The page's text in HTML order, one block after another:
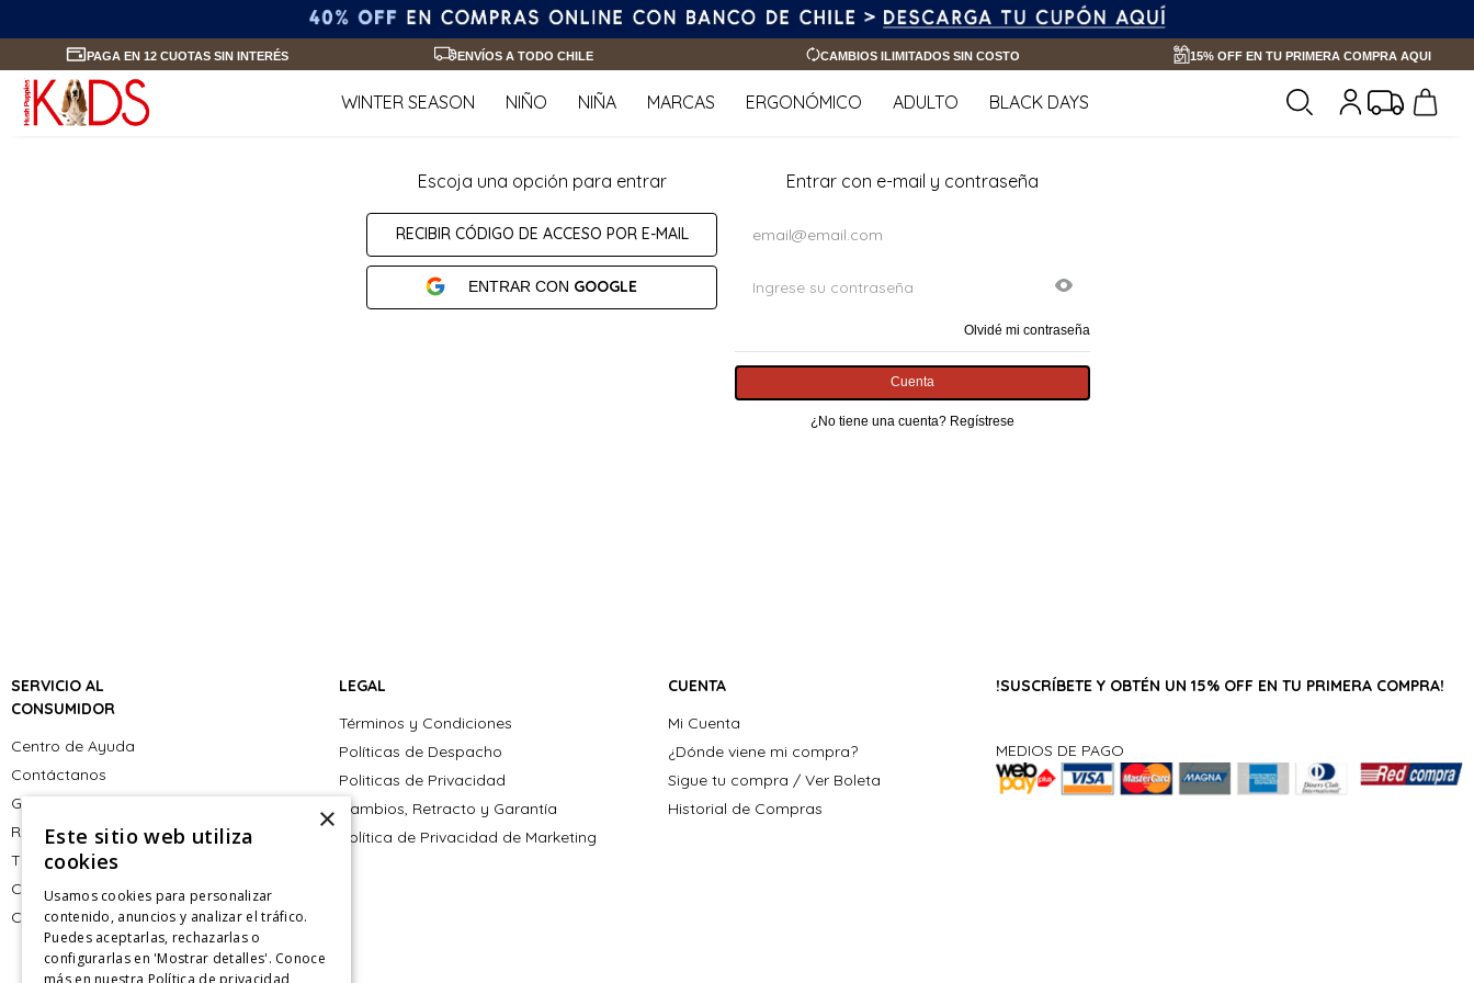
PAGA EN 12 CUOTAS SIN INTERÉS ENVÍOS A TODO CHILE CAMBIOS ILIMITADOS SIN COSTO 15% OFF EN TU PRIMERA COMPRA AQUI
WINTER SEASON NIÑO NIÑA MARCAS ERGONÓMICO ADULTO BLACK DAYS
Escoja una opción para entrar
RECIBIR CÓDIGO DE ACCESO POR E-MAIL
ENTRAR CON GOOGLE
Entrar con e-mail y contraseña
Olvidé mi contraseña
Cuenta
¿No tiene una cuenta? Regístrese
SERVICIO AL
CONSUMIDOR
Centro de Ayuda
Contáctanos
Giftcard
Retiro en tienda
Tiendas
CyberMonday
CyberDay
LEGAL
Términos y Condiciones
Políticas de Despacho
Politicas de Privacidad
Cambios, Retracto y Garantía
Política de Privacidad de Marketing
CUENTA
Mi Cuenta
¿Dónde viene mi compra?
Sigue tu compra / Ver Boleta
Historial de Compras
!SUSCRÍBETE Y OBTÉN UN 15% OFF EN TU PRIMERA COMPRA!
MEDIOS DE PAGO
×
Este sitio web utiliza
cookies
Usamos cookies para personalizar
contenido, anuncios y analizar el tráfico.
Puedes aceptarlas, rechazarlas o
configurarlas en 'Mostrar detalles'. Conoce
más en nuestra Política de privacidad